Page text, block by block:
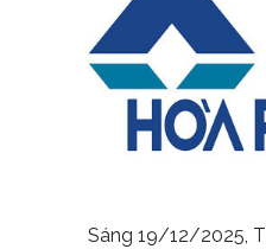
Sáng 19/12/2025,